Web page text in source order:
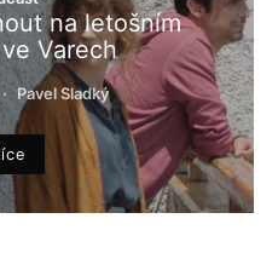
na letošním
Varech
Pavel Sladký